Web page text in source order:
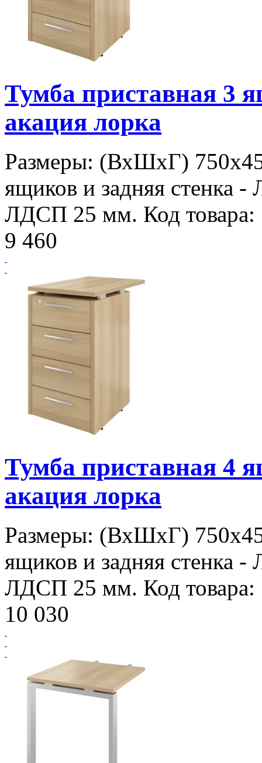
Тумба приставная
акация лорка
Размеры: (ВхШхГ)
ящиков и задняя стенка
ЛДСП 25 мм. Код товара:
9 460
Тумба приставная
акация лорка
Размеры: (ВхШхГ)
ящиков и задняя стенка
ЛДСП 25 мм. Код товара:
10 030